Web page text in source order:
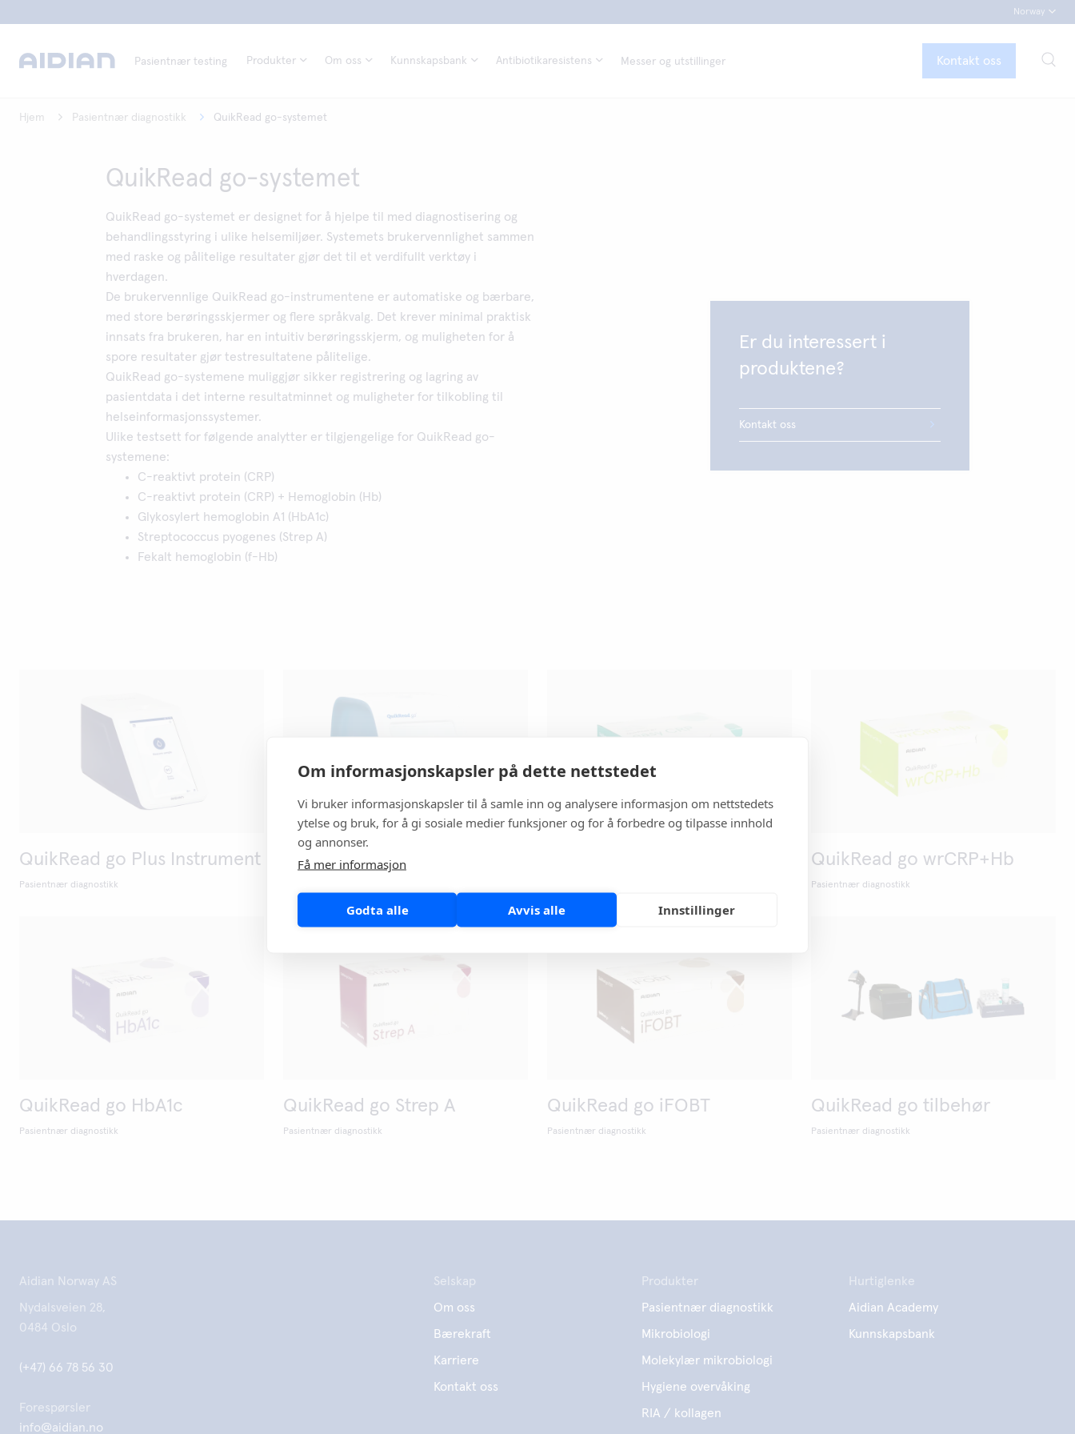
Om informasjonskapsler på dette nettstedet
Vi bruker informasjonskapsler til å samle inn og analysere informasjon om nettstedets
ytelse og bruk, for å gi sosiale medier funksjoner og for å forbedre og tilpasse innhold
og annonser.
Få mer informasjon
Godta alle Avvis alle Innstillinger
Norway
Pasientnær testing Produkter Om oss Kunnskapsbank Antibiotikaresistens Messer og utstillinger Kontakt oss
Hjem Pasientnær diagnostikk QuikRead go-systemet
QuikRead go-systemet
QuikRead go-systemet er designet for å hjelpe til med diagnostisering og
behandlingsstyring i ulike helsemiljøer. Systemets brukervennlighet sammen
med raske og pålitelige resultater gjør det til et verdifullt verktøy i
hverdagen.
De brukervennlige QuikRead go-instrumentene er automatiske og bærbare,
med store berøringsskjermer og flere språkvalg. Det krever minimal praktisk
innsats fra brukeren, har en intuitiv berøringsskjerm, og muligheten for å
spore resultater gjør testresultatene pålitelige.
QuikRead go-systemene muliggjør sikker registrering og lagring av
pasientdata i det interne resultatminnet og muligheter for tilkobling til
helseinformasjonssystemer.
Ulike testsett for følgende analytter er tilgjengelige for QuikRead go-
systemene:
C-reaktivt protein (CRP)
C-reaktivt protein (CRP) + Hemoglobin (Hb)
Glykosylert hemoglobin A1 (HbA1c)
Streptococcus pyogenes (Strep A)
Fekalt hemoglobin (f-Hb)
Er du interessert i
produktene?
Kontakt oss
QuikRead go Plus Instrument
Pasientnær diagnostikk
QuikRead go Instrument QuikRead go wrCRP+Hb
Pasientnær diagnostikk
QuikRead go HbA1c
Pasientnær diagnostikk
QuikRead go Strep A
Pasientnær diagnostikk
QuikRead go iFOBT
Pasientnær diagnostikk
QuikRead go tilbehør
Pasientnær diagnostikk
Aidian Norway AS
Nydalsveien 28,
0484 Oslo
(+47) 66 78 56 30
Forespørsler
info@aidian.no
Selskap
Om oss
Bærekraft
Karriere
Kontakt oss
Produkter
Pasientnær diagnostikk
Mikrobiologi
Molekylær mikrobiologi
Hygiene overvåking
RIA / kollagen
Hurtiglenke
Aidian Academy
Kunnskapsbank